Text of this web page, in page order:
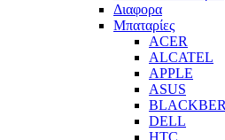
Διαφορα
Μπαταρίες
ACER
ALCATEL
APPLE
ASUS
DELL
HTC